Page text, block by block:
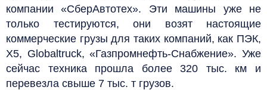
компании «СберАвтотех». Эти машины уже не
только тестируются, они возят настоящие
коммерческие грузы для таких компаний, как ПЭК,
Х5, Globaltruck, «Газпромнефть-Снабжение». Уже
сейчас техника прошла более 320 тыс. км и
перевезла свыше 7 тыс. т грузов.